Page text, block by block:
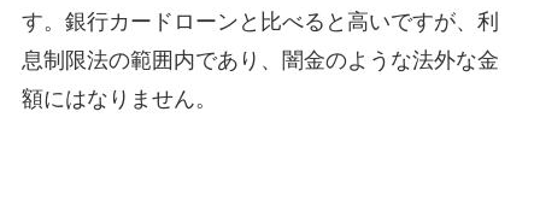
す。銀行カードローンと比べると高いですが、利
息制限法の範囲内であり、闇金のような法外な金
額にはなりません。